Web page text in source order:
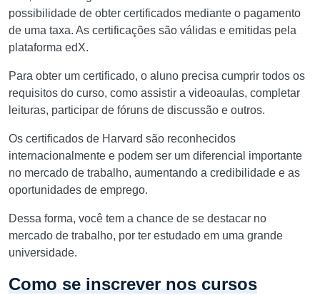
possibilidade de obter certificados mediante o pagamento
de uma taxa. As certificações são válidas e emitidas pela
plataforma edX.
Para obter um certificado, o aluno precisa cumprir todos os
requisitos do curso, como assistir a videoaulas, completar
leituras, participar de fóruns de discussão e outros.
Os certificados de Harvard são reconhecidos
internacionalmente e podem ser um diferencial importante
no mercado de trabalho, aumentando a credibilidade e as
oportunidades de emprego.
Dessa forma, você tem a chance de se destacar no
mercado de trabalho, por ter estudado em uma grande
universidade.
Como se inscrever nos cursos